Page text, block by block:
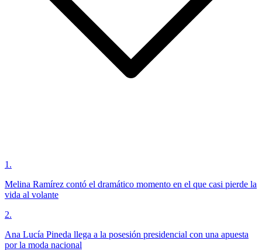
1 .
Melina Ramírez contó el dramático momento en el que casi pierde la
vida al volante
2.
Ana Lucía Pineda llega a la posesión presidencial con una apuesta
por la moda nacional